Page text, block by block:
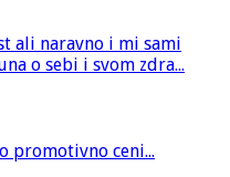
ali naravno i mi sami
o sebi i svom zdra...
promotivno ceni...